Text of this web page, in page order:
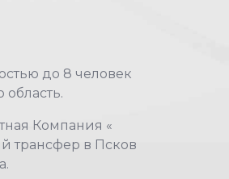
до 8 человек
Компания «
трансфер в Псков